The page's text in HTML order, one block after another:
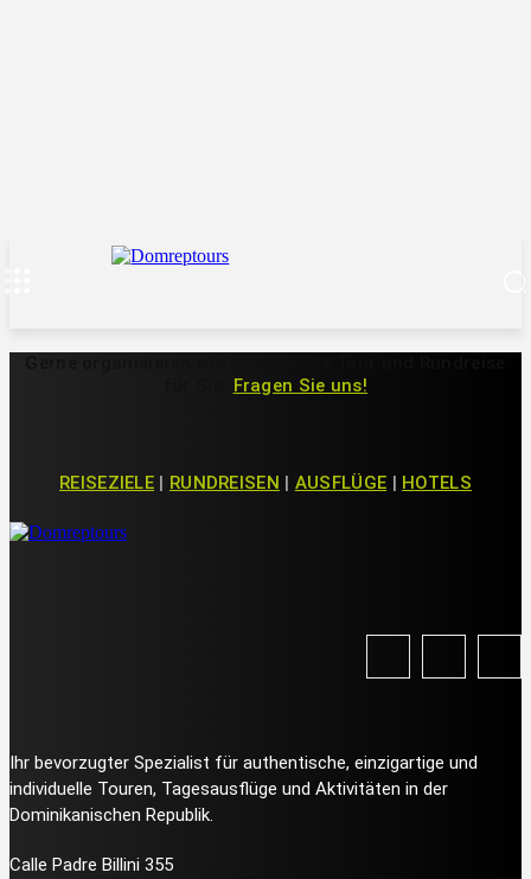
Fragen Sie uns!
REISEZIELE | RUNDREISEN | AUSFLÜGE | HOTELS
Ihr bevorzugter Spezialist für authentische, einzigartige und
individuelle Touren, Tagesausflüge und Aktivitäten in der
Dominikanischen Republik.
Calle Padre Billini 355